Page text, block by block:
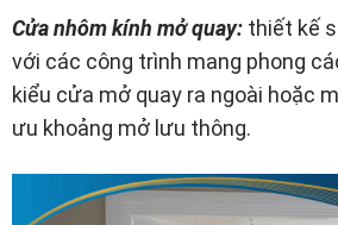
Cửa nhôm kính mở quay: thiết kế
với các công trình mang phong
kiểu cửa mở quay ra ngoài hoặc
ưu khoảng mở lưu thông.